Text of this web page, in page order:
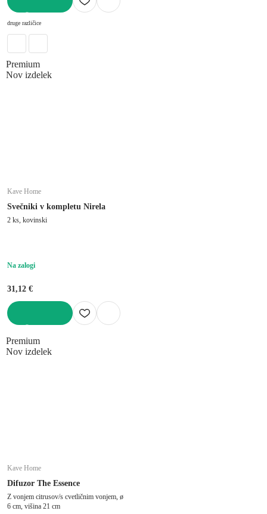
druge različice
Premium
Nov izdelek
Kave Home
Svečniki v kompletu Nirela
2 ks, kovinski
Na zalogi
31,12 €
Premium
Nov izdelek
Kave Home
Difuzor The Essence
Z vonjem citrusov/s cvetličnim vonjem, ø
6 cm, višina 21 cm